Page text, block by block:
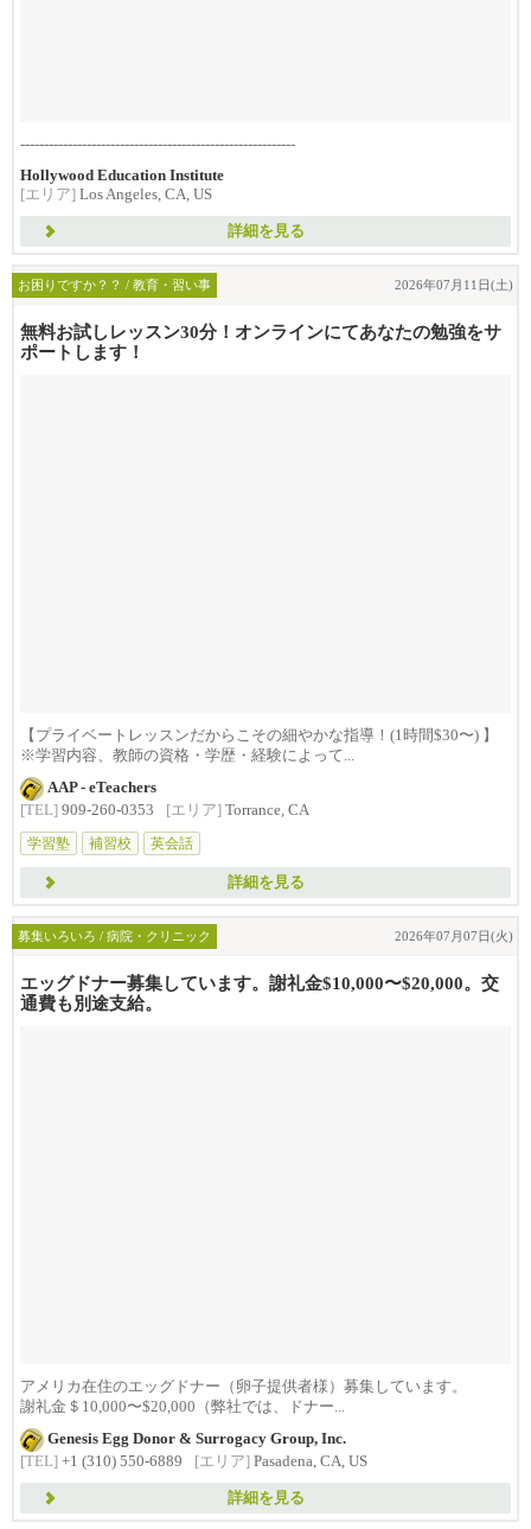
----------------------------------------------------------
Hollywood Education Institute
[エリア] Los Angeles, CA, US
詳細を見る
お困りですか？？ / 教育・習い事 2026年07月11日(土)
無料お試しレッスン30分！オンラインにてあなたの勉強をサ
ポートします！
【プライベートレッスンだからこその細やかな指導！(1時間$30〜) 】
※学習内容、教師の資格・学歴・経験によって...
AAP - eTeachers
[TEL] 909-260-0353 [エリア] Torrance, CA
学習塾
補習校 英会話
詳細を見る
募集いろいろ / 病院・クリニック 2026年07月07日(火)
エッグドナー募集しています。謝礼金$10,000〜$20,000。交
通費も別途支給。
アメリカ在住のエッグドナー（卵子提供者様）募集しています。
謝礼金＄10,000〜$20,000（弊社では、ドナー...
Genesis Egg Donor & Surrogacy Group, Inc.
[TEL] +1 (310) 550-6889 [エリア] Pasadena, CA, US
詳細を見る